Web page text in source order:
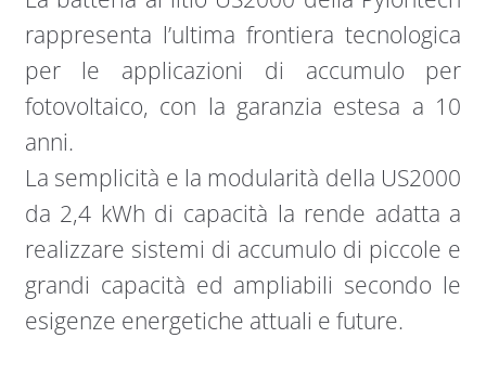
rappresenta l’ultima frontiera tecnologica
per le applicazioni di accumulo per
fotovoltaico, con la garanzia estesa a 10
anni.
La semplicità e la modularità della US2000
da 2,4 kWh di capacità la rende adatta a
realizzare sistemi di accumulo di piccole e
grandi capacità ed ampliabili secondo le
esigenze energetiche attuali e future.